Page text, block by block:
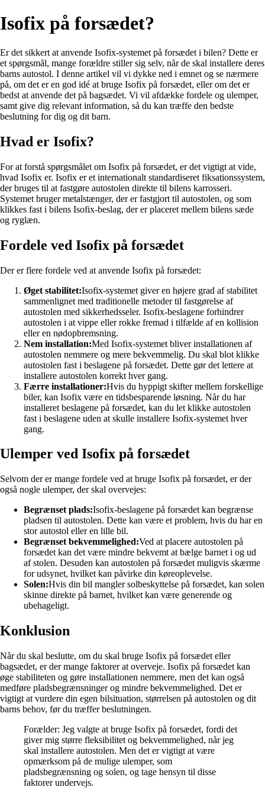
Isofix på forsædet?
Er det sikkert at anvende Isofix-systemet på forsædet i bilen? Dette er
et spørgsmål, mange forældre stiller sig selv, når de skal installere deres
barns autostol. I denne artikel vil vi dykke ned i emnet og se nærmere
på, om det er en god idé at bruge Isofix på forsædet, eller om det er
bedst at anvende det på bagsædet. Vi vil afdække fordele og ulemper,
samt give dig relevant information, så du kan træffe den bedste
beslutning for dig og dit barn.
Hvad er Isofix?
For at forstå spørgsmålet om Isofix på forsædet, er det vigtigt at vide,
hvad Isofix er. Isofix er et internationalt standardiseret fiksationssystem,
der bruges til at fastgøre autostolen direkte til bilens karrosseri.
Systemet bruger metalstænger, der er fastgjort til autostolen, og som
klikkes fast i bilens Isofix-beslag, der er placeret mellem bilens sæde
og ryglæn.
Fordele ved Isofix på forsædet
Der er flere fordele ved at anvende Isofix på forsædet:
Øget stabilitet:Isofix-systemet giver en højere grad af stabilitet
sammenlignet med traditionelle metoder til fastgørelse af
autostolen med sikkerhedsseler. Isofix-beslagene forhindrer
autostolen i at vippe eller rokke fremad i tilfælde af en kollision
eller en nødopbremsning.
Nem installation:Med Isofix-systemet bliver installationen af
autostolen nemmere og mere bekvemmelig. Du skal blot klikke
autostolen fast i beslagene på forsædet. Dette gør det lettere at
installere autostolen korrekt hver gang.
Færre installationer:Hvis du hyppigt skifter mellem forskellige
biler, kan Isofix være en tidsbesparende løsning. Når du har
installeret beslagene på forsædet, kan du let klikke autostolen
fast i beslagene uden at skulle installere Isofix-systemet hver
gang.
Ulemper ved Isofix på forsædet
Selvom der er mange fordele ved at bruge Isofix på forsædet, er der
også nogle ulemper, der skal overvejes:
Begrænset plads:Isofix-beslagene på forsædet kan begrænse
pladsen til autostolen. Dette kan være et problem, hvis du har en
stor autostol eller en lille bil.
Begrænset bekvemmelighed:Ved at placere autostolen på
forsædet kan det være mindre bekvemt at bælge barnet i og ud
af stolen. Desuden kan autostolen på forsædet muligvis skærme
for udsynet, hvilket kan påvirke din køreoplevelse.
Solen:Hvis din bil mangler solbeskyttelse på forsædet, kan solen
skinne direkte på barnet, hvilket kan være generende og
ubehageligt.
Konklusion
Når du skal beslutte, om du skal bruge Isofix på forsædet eller
bagsædet, er der mange faktorer at overveje. Isofix på forsædet kan
øge stabiliteten og gøre installationen nemmere, men det kan også
medføre pladsbegrænsninger og mindre bekvemmelighed. Det er
vigtigt at vurdere din egen bilsituation, størrelsen på autostolen og dit
barns behov, før du træffer beslutningen.
Forælder: Jeg valgte at bruge Isofix på forsædet, fordi det
giver mig større fleksibilitet og bekvemmelighed, når jeg
skal installere autostolen. Men det er vigtigt at være
opmærksom på de mulige ulemper, som
pladsbegrænsning og solen, og tage hensyn til disse
faktorer undervejs.